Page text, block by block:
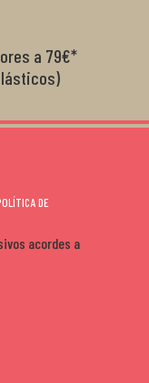
a 79€*
DE
acordes a